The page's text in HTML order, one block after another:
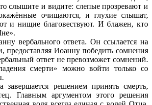
слышите и видите: слепые прозревают и
очищаются, и глухие слышат,
и нищие благовествуют. И блажен, кто
вербального ответа. Он ссылается на
предоставляя Иоанну победить сомнения
ответ не превозможет сомнений.
смерти» можно войти только со
завершается решением принять смерть,
Главным аргументом этого решения